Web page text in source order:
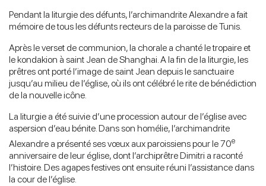
Pendant la liturgie des défunts, l’archimandrite Alexandre a fait
mémoire de tous les défunts recteurs de la paroisse de Tunis.
Après le verset de communion, la chorale a chanté le tropaire et
le kondakion à saint Jean de Shanghai. A la fin de la liturgie, les
prêtres ont porté l’image de saint Jean depuis le sanctuaire
jusqu’au milieu de l’église, où ils ont célébré le rite de bénédiction
de la nouvelle icône.
La liturgie a été suivie d’une procession autour de l’église avec
aspersion d’eau bénite. Dans son homélie, l’archimandrite
Alexandre a présenté ses vœux aux paroissiens pour le 70e
anniversaire de leur église, dont l’archiprêtre Dimitri a raconté
l’histoire. Des agapes festives ont ensuite réuni l’assistance dans
la cour de l’église.